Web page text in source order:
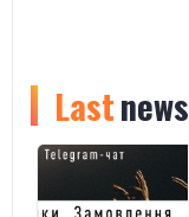
Lastnews